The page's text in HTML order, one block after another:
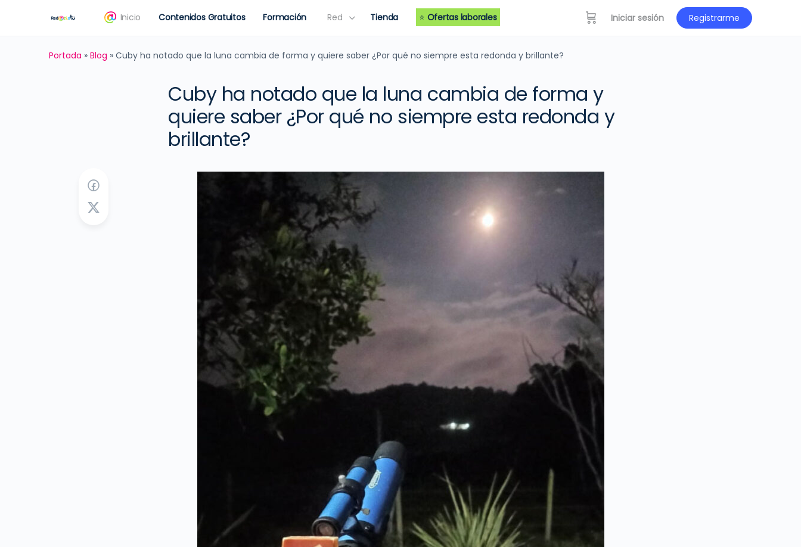
Inicio Contenidos Gratuitos Formación Red Tienda ⭐ Ofertas laborales Iniciar sesión Registrarme
Portada » Blog » Cuby ha notado que la luna cambia de forma y quiere saber ¿Por qué no siempre esta redonda y brillante?
Cuby ha notado que la luna cambia de forma y
quiere saber ¿Por qué no siempre esta redonda y
brillante?